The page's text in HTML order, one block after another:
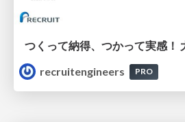
recruitengineers
PRO